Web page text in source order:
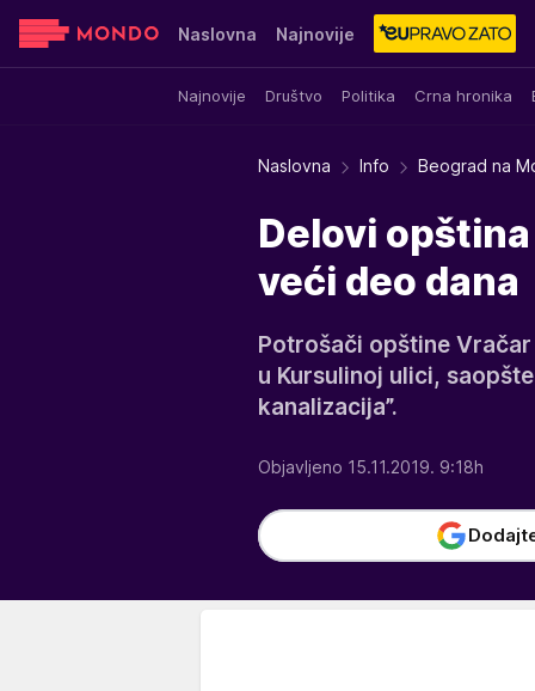
Naslovna Najnovije
Najnovije Društvo Politika Crna hronika
Sensa Stvar ukusa Yumama
Naslovna Info Beograd na
Delovi
veći deo dana
Potrošači opštine
u Kursulinoj ulici,
kanalizacija”.
Objavljeno 15.11.2019. 9:18h